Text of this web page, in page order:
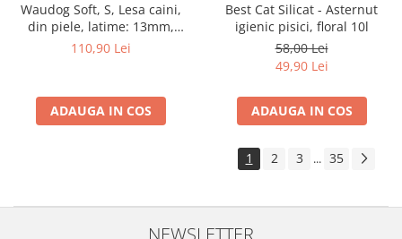
Waudog Soft, S, Lesa caini,
din piele, latime: 13mm,
lungime: 122cm,negru
110,90 Lei
ADAUGA IN COS
Best Cat Silicat - Asternut
igienic pisici, floral 10l
58,00 Lei
49,90 Lei
ADAUGA IN COS
1 2 3 ... 35
NEWSLETTER